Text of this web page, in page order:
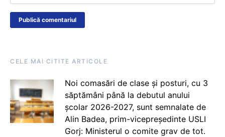
CELE MAI CITITE ARTICOLE
Noi comasări de clase și posturi, cu 3
săptămâni până la debutul anului
școlar 2026-2027, sunt semnalate de
Alin Badea, prim-vicepreședinte USLI
Gorj: Ministerul o comite grav de tot.